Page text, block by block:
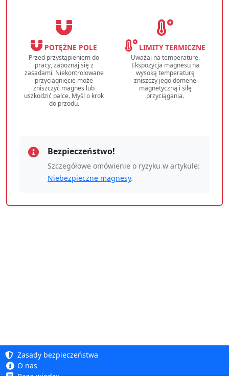
POTĘŻNE POLE
Przed przystąpieniem do
pracy, zapoznaj się z
zasadami. Niekontrolowane
przyciągnięcie może
zniszczyć magnes lub
uszkodzić palce. Myśl o krok
do przodu.
LIMITY TERMICZNE
Uważaj na temperaturę.
Ekspozycja magnesu na
wysoką temperaturę
zniszczy jego domenę
magnetyczną i siłę
przyciągania.
Bezpieczeństwo!
Szczegółowe omówienie o ryzyku w artykule:
Niebezpieczne magnesy.
Zasady bezpieczeństwa
O nas